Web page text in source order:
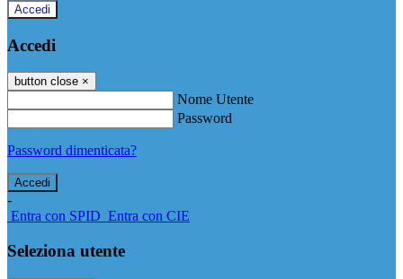
Accedi
Accedi
button close ×
Nome Utente
Password
Password dimenticata?
-
Entra con SPID Entra con CIE
Seleziona utente